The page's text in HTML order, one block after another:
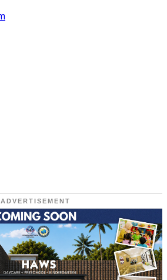
ADVERTISEMENT